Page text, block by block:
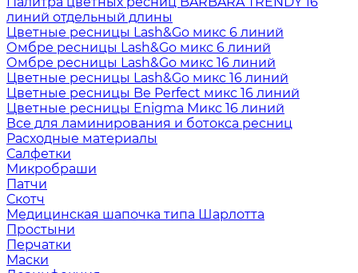
линий отдельный длины
Цветные ресницы Lash&Go микс 6 линий
Омбре ресницы Lash&Go микс 6 линий
Омбре ресницы Lash&Go микс 16 линий
Цветные ресницы Lash&Go микс 16 линий
Цветные ресницы Be Perfect микс 16 линий
Цветные ресницы Enigma Микс 16 линий
Все для ламинирования и ботокса ресниц
Расходные материалы
Салфетки
Микробраши
Патчи
Скотч
Медицинская шапочка типа Шарлотта
Простыни
Перчатки
Маски